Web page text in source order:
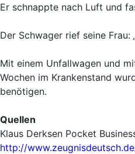
Er schnappte nach Luft und
Der Schwager rief seine Frau:
Mit einem Unfallwagen und
Wochen im Krankenstand
benötigen.
Quellen
Klaus Derksen Pocket
http://